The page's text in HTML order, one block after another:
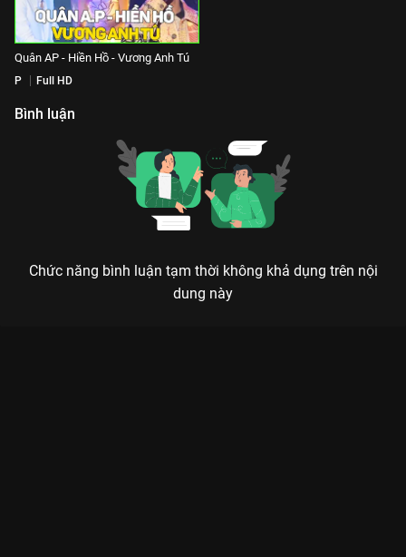
Quân AP - Hiền Hồ - Vương Anh Tú
P Full HD
Bình luận
Chức năng bình luận tạm thời không khả dụng trên nội
dung này